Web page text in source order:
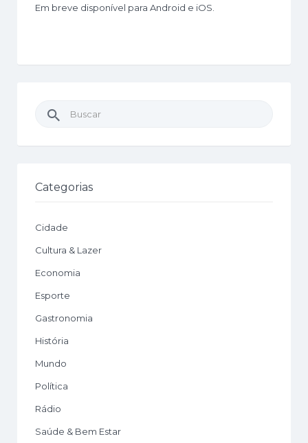
Em breve disponível para Android e iOS.
Buscar
por:
Categorias
Cidade
Cultura & Lazer
Economia
Esporte
Gastronomia
História
Mundo
Política
Rádio
Saúde & Bem Estar